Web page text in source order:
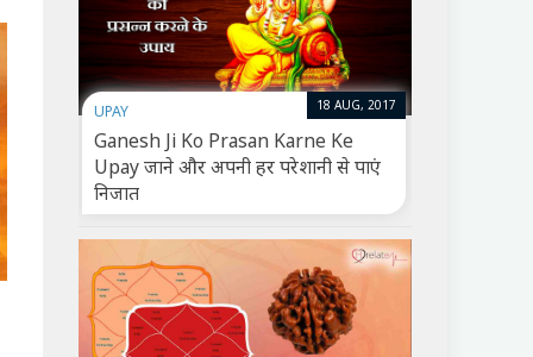
UPAY
Ganesh Ji Ko Prasan Karne Ke
Upay जाने और अपनी हर परेशानी से पाएं
निजात
18 AUG, 2017